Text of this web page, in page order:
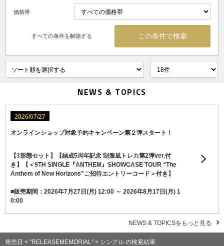
価格帯
すべての条件を解除する
NEWS & TOPICS
2026/07/27
オンラインショップ対象予約キャンペーン第２弾スタート！
【3形態セット】【結成5周年記念 制服風トレカ第2弾ver.付
き】【＜9TH SINGLE『ANTHEM』SHOWCASE TOUR “The
Anthem of New Horizons”ご招待エントリーコード＞付き】
■販売期間：2026年7月27日(月) 12:00 ～ 2026年8月17日(月) 1
0:00
NEWS & TOPICSをもっと見る
発売日 × "RELEASEMEMORIAL" × シングル の検索結果